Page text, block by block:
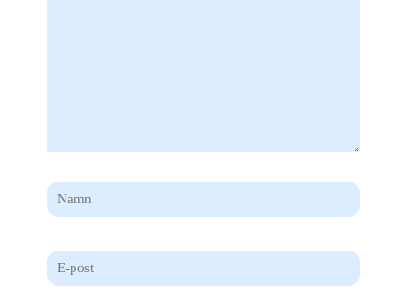
Namn
E-
post